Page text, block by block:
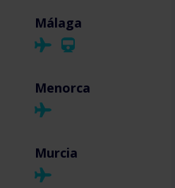
Málaga
Menorca
Murcia